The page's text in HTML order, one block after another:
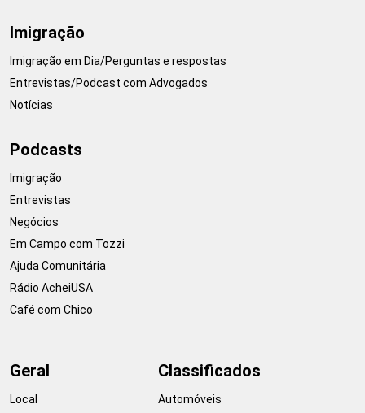
Imigração
Imigração em Dia/Perguntas e respostas
Entrevistas/Podcast com Advogados
Notícias
Podcasts
Imigração
Entrevistas
Negócios
Em Campo com Tozzi
Ajuda Comunitária
Rádio AcheiUSA
Café com Chico
Geral
Local
Classificados
Automóveis